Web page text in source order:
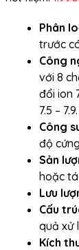
Phân
trước
Công
với 8
đổi ion
7.5 – 7.9.
Công
độ
Sản
hoặc
Lưu
Cấu
quả xử
Kích